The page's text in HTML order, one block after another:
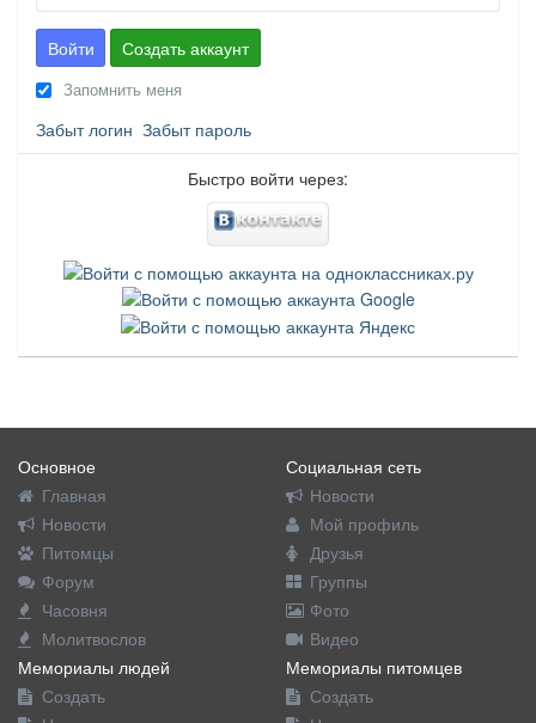
Войти Создать аккаунт
Запомнить меня
Забыт логин Забыт пароль
Быстро войти через:
Основное
Главная
Новости
Питомцы
Форум
Часовня
Молитвослов
Социальная сеть
Новости
Мой профиль
Друзья
Группы
Фото
Видео
Мемориалы людей
Создать
Мемориалы питомцев
Создать